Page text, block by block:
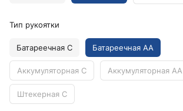
Тип рукоятки
Батареечная C Батареечная AA
Аккумуляторная C Аккумуляторная AA
Штекерная C